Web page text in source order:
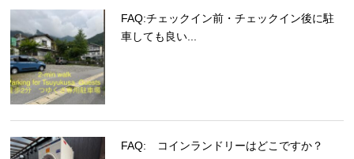
FAQ:チェックイン前・チェックイン後に駐
車しても良い...
FAQ: コインランドリーはどこですか？